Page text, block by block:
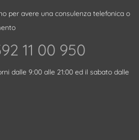
per avere una consulenza telefonica o
11 00 950‬
dalle 9:00 alle 21:00 ed il sabato dalle